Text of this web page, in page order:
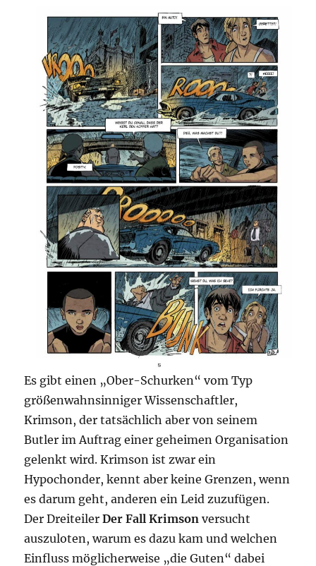
Es gibt einen „Ober-Schurken“ vom Typ
größenwahnsinniger Wissenschaftler,
Krimson, der tatsächlich aber von seinem
Butler im Auftrag einer geheimen Organisation
gelenkt wird. Krimson ist zwar ein
Hypochonder, kennt aber keine Grenzen, wenn
es darum geht, anderen ein Leid zuzufügen.
Der DreiteilerDer Fall Krimson versucht
auszuloten, warum es dazu kam und welchen
Einfluss möglicherweise „die Guten“ dabei